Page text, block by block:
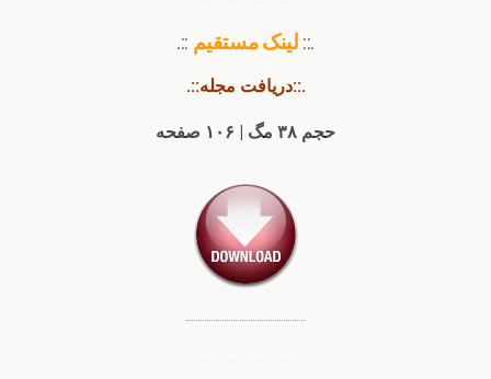
.:: لینک مستقیم ::.
.::دریافت مجله::.
حجم ۳۸ مگ | ۱۰۶ صفحه